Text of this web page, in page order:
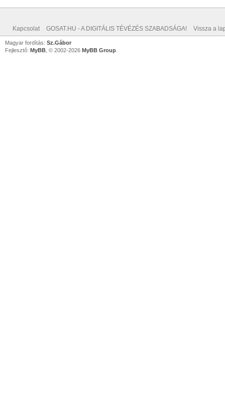
Kapcsolat GOSAT.HU - A DIGITÁLIS TÉVÉZÉS SZABADSÁGA! Vissza a
Magyar fordítás: Sz.Gábor
Fejlesztő: MyBB , © 2002-2026 MyBB Group